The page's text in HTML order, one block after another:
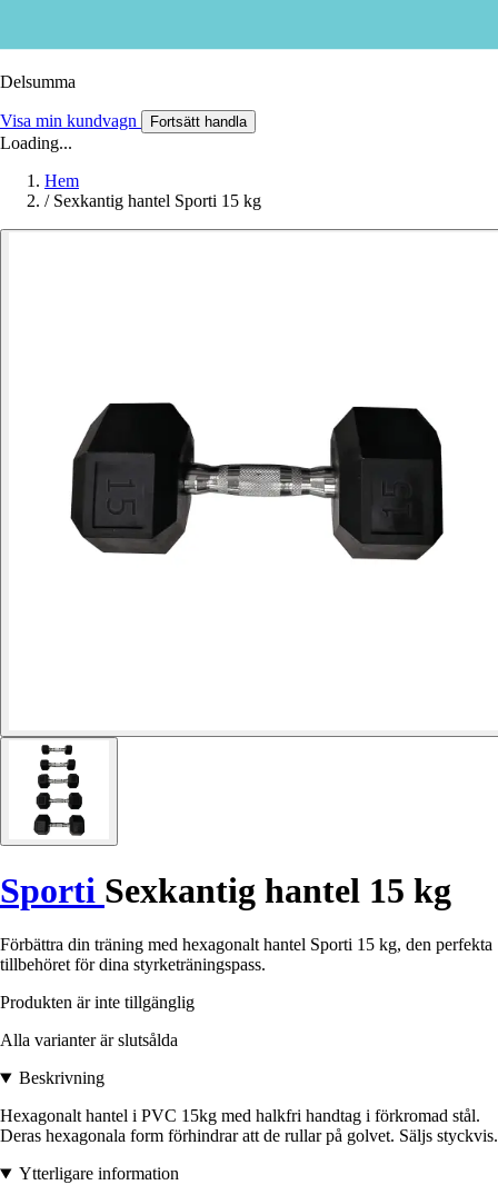
Delsumma
Visa min kundvagn Fortsätt handla
Loading...
Hem
/ Sexkantig hantel Sporti 15 kg
Sporti Sexkantig hantel 15 kg
Förbättra din träning med hexagonalt hantel Sporti 15 kg, den perfekta
tillbehöret för dina styrketräningspass.
Produkten är inte tillgänglig
Alla varianter är slutsålda
Beskrivning
Hexagonalt hantel i PVC 15kg med halkfri handtag i förkromad stål.
Deras hexagonala form förhindrar att de rullar på golvet. Säljs styckvis.
Ytterligare information